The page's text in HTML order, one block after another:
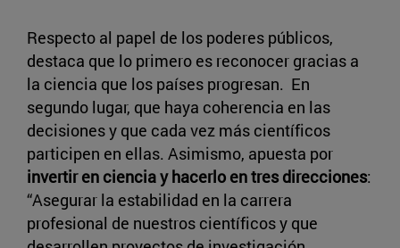
Respecto al papel de los poderes públicos,
destaca que lo primero es reconocer gracias a
la ciencia que los países progresan. En
segundo lugar, que haya coherencia en las
decisiones y que cada vez más científicos
participen en ellas. Asimismo, apuesta por
invertir en ciencia y hacerlo en tres direcciones:
“Asegurar la estabilidad en la carrera
profesional de nuestros científicos y que